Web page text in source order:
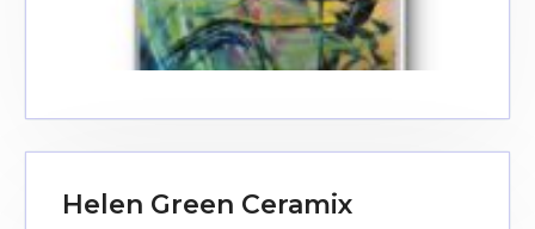
Helen Green Ceramix